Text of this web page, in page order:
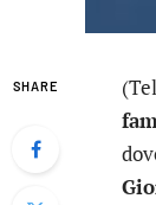
SHARE